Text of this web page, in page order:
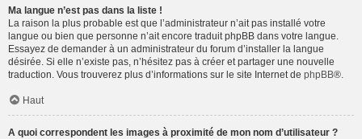
Ma langue n’est pas dans la liste !
La raison la plus probable est que l’administrateur n’ait pas installé votre
langue ou bien que personne n’ait encore traduit phpBB dans votre langue.
Essayez de demander à un administrateur du forum d’installer la langue
désirée. Si elle n’existe pas, n’hésitez pas à créer et partager une nouvelle
traduction. Vous trouverez plus d’informations sur le site Internet de phpBB®.
Haut
A quoi correspondent les images à proximité de mon nom d’utilisateur ?